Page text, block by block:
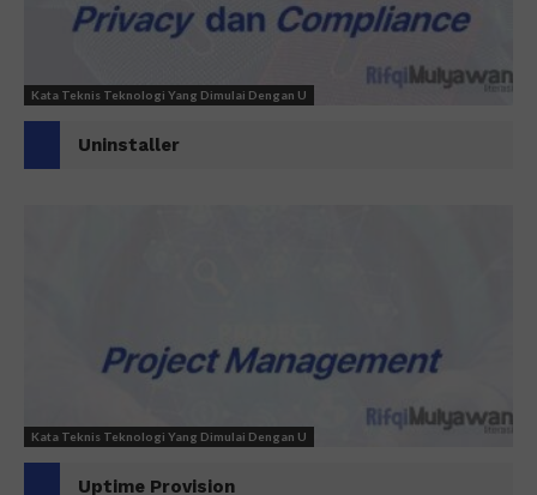
Kata Teknis Teknologi Yang Dimulai Dengan U
Uninstaller
Kata Teknis Teknologi Yang Dimulai Dengan U
Uptime Provision